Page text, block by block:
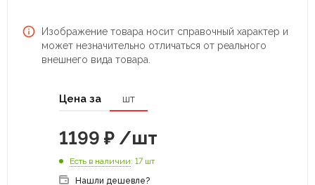
Изображение товара носит справочный характер и
может незначительно отличаться от реального
внешнего вида товара.
Цена за шт
1199 ₽ /шт
Есть в наличии: 17 шт
Нашли дешевле?